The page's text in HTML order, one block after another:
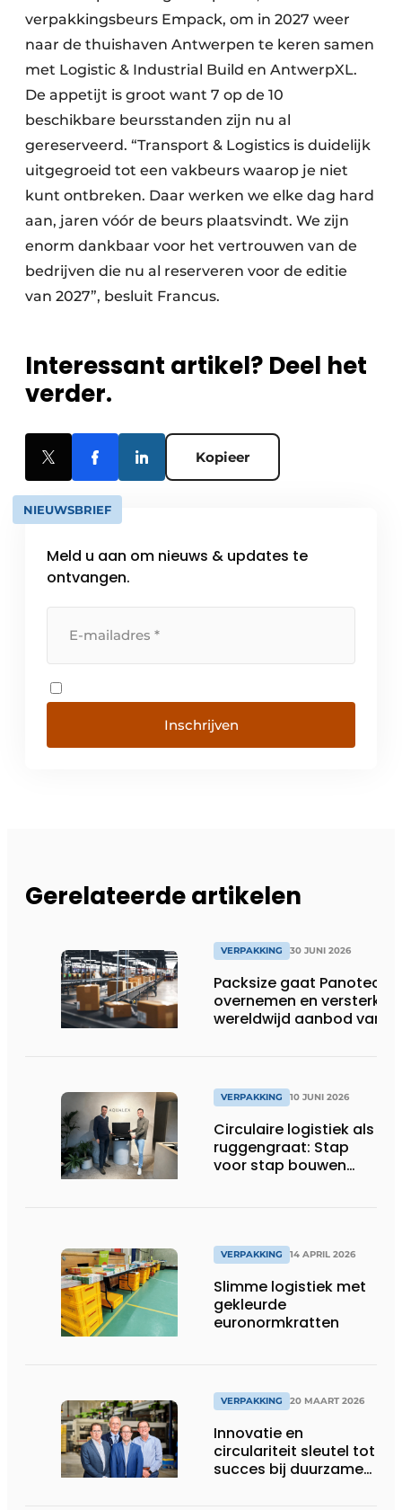
verpakkingsbeurs Empack, om in 2027 weer
naar de thuishaven Antwerpen te keren samen
met Logistic & Industrial Build en AntwerpXL.
De appetijt is groot want 7 op de 10
beschikbare beursstanden zijn nu al
gereserveerd. “Transport & Logistics is duidelijk
uitgegroeid tot een vakbeurs waarop je niet
kunt ontbreken. Daar werken we elke dag hard
aan, jaren vóór de beurs plaatsvindt. We zijn
enorm dankbaar voor het vertrouwen van de
bedrijven die nu al reserveren voor de editie
van 2027”, besluit Francus.
Interessant artikel? Deel het
verder.
Kopieer
NIEUWSBRIEF
Meld u aan om nieuws & updates te
ontvangen.
Inschrijven
Gerelateerde artikelen
VERPAKKING 30 JUNI 2026
Packsize gaat Panotec
overnemen en versterkt
wereldwijd aanbod van
VERPAKKING 10 JUNI 2026
Circulaire logistiek als
ruggengraat: Stap
voor stap bouwen
VERPAKKING 14 APRIL 2026
Slimme logistiek met
gekleurde
euronormkratten
VERPAKKING 20 MAART 2026
Innovatie en
circulariteit sleutel tot
succes bij duurzame